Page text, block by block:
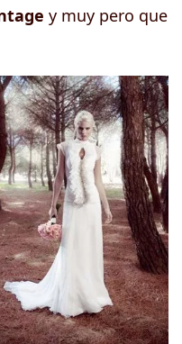
y muy pero que